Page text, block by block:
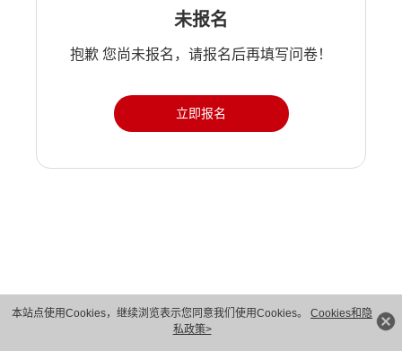
本站点使用Cookies，继续浏览表示您同意我们使用Cookies。 Cookies和隐
私政策>
未报名
抱歉 您尚未报名，请报名后再填写问卷！
立即报名
版权所有 © 华为技术有限公司 1998-2026。 保留一切权利。粤A2-20044005号
隐私保护
法律声明